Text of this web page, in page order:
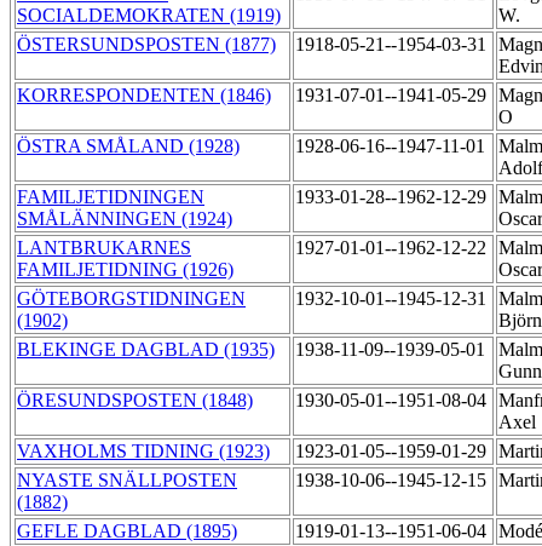
SOCIALDEMOKRATEN (1919)
W.
ÖSTERSUNDSPOSTEN (1877)
1918-05-21--1954-03-31
KORRESPONDENTEN (1846)
1931-07-01--1941-05-29
O
ÖSTRA SMÅLAND (1928)
1928-06-16--1947-11-01
FAMILJETIDNINGEN
SMÅLÄNNINGEN (1924)
1933-01-28--1962-12-29
LANTBRUKARNES
FAMILJETIDNING (1926)
1927-01-01--1962-12-22
GÖTEBORGSTIDNINGEN
(1902)
1932-10-01--1945-12-31
BLEKINGE DAGBLAD (1935)
1938-11-09--1939-05-01
ÖRESUNDSPOSTEN (1848)
1930-05-01--1951-08-04
Axel
VAXHOLMS TIDNING (1923)
1923-01-05--1959-01-29
NYASTE SNÄLLPOSTEN
(1882)
1938-10-06--1945-12-15
GEFLE DAGBLAD (1895) 1919-01-13--1951-06-04